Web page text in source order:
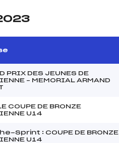
PRIX DES JEUNES DE
– MEMORIAL ARMAND
COUPE DE BRONZE
U14
Sprint : COUPE DE BRONZE
U14